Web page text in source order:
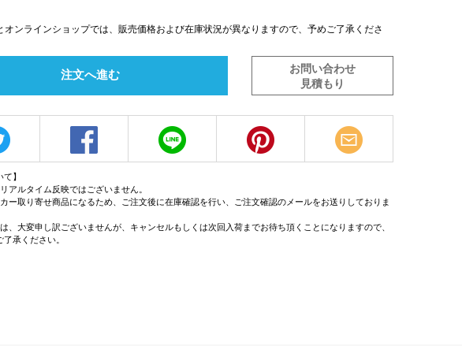
オンラインショップでは、販売価格および在庫状況が異なりますので、予めご了承くださ
注文へ進む
お問い合わせ
見積もり
て】
アルタイム反映ではございません。
ー取り寄せ商品になるため、ご注文後に在庫確認を行い、ご注文確認のメールをお送りしておりま
、大変申し訳ございませんが、キャンセルもしくは次回入荷までお待ち頂くことになりますので、
承ください。